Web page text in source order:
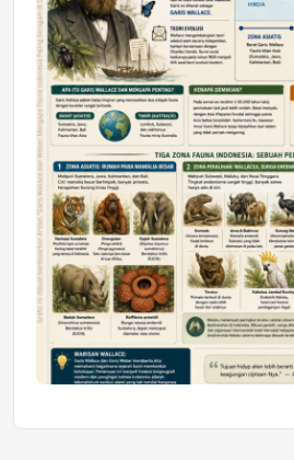
Jumat, 10 Jul 2026 19:01